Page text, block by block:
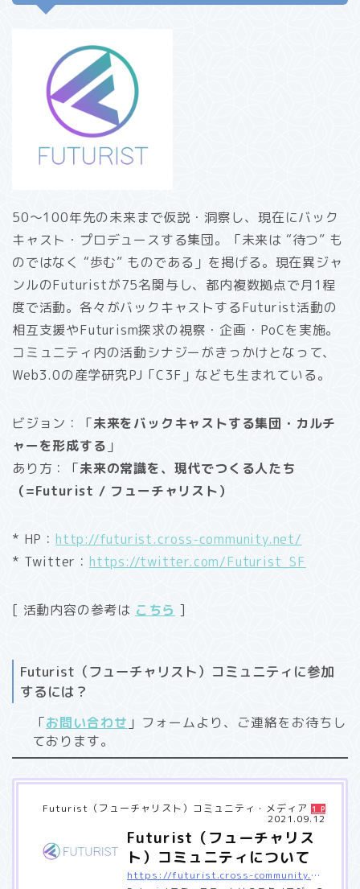
50〜100年先の未来まで仮説・洞察し、現在にバック
キャスト・プロデュースする集団。「未来は “待つ” も
のではなく “歩む” ものである」を掲げる。現在異ジャ
ンルのFuturistが75名関与し、都内複数拠点で月1程
度で活動。各々がバックキャストするFuturist活動の
相互支援やFuturism探求の視察・企画・PoCを実施。
コミュニティ内の活動シナジーがきっかけとなって、
Web3.0の産学研究PJ「C3F」なども生まれている。
ビジョン：「未来をバックキャストする集団・カルチ
ャーを形成する 」
あり方：「未来の常識を、現代でつくる人たち
（=Futurist / フューチャリスト）
* HP： http://futurist.cross-community.net/
* Twitter： https://twitter.com/Futurist_SF
[ 活動内容の参考は こちら ]
Futurist（フューチャリスト）コミュニティに参加
するには？
「お問い合わせ 」フォームより、ご連絡をお待ちし
ております。
Futurist（フューチャリスト）コミュニティ・メディア 1 Pocket
2021.09.12
Futurist（フューチャリス
ト）コミュニティについて
https://futurist.cross-community.net/about